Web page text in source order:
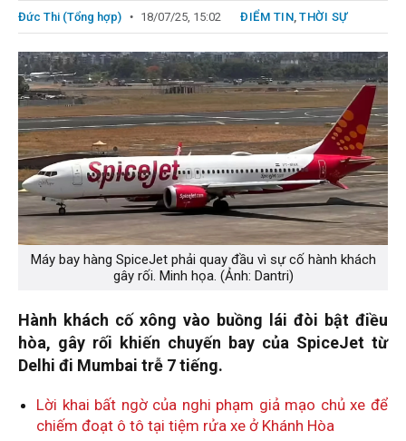
Đức Thi (Tổng hợp) 18/07/25, 15:02 ĐIỂM TIN, THỜI SỰ
Máy bay hàng SpiceJet phải quay đầu vì sự cố hành khách
gây rối. Minh họa. (Ảnh: Dantri)
Hành khách cố xông vào buồng lái đòi bật điều
hòa, gây rối khiến chuyến bay của SpiceJet từ
Delhi đi Mumbai trễ 7 tiếng.
Lời khai bất ngờ của nghi phạm giả mạo chủ xe để
chiếm đoạt ô tô tại tiệm rửa xe ở Khánh Hòa